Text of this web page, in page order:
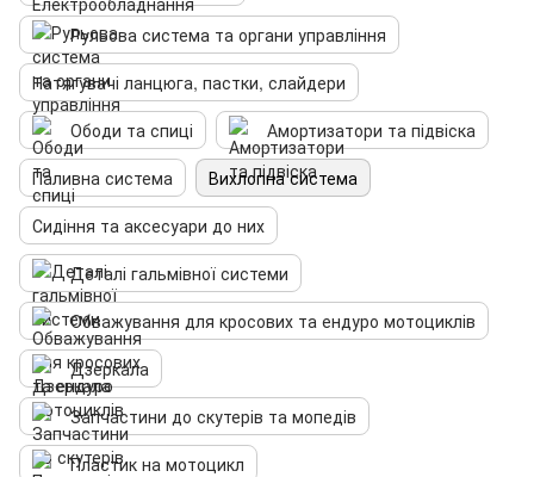
Рульова система та органи управління
Натягувачі ланцюга, пастки, слайдери
Ободи та спиці
Амортизатори та підвіска
Паливна система
Вихлопна система
Сидіння та аксесуари до них
Деталі гальмівної системи
Обважування для кросових та ендуро мотоциклів
Дзеркала
Запчастини до скутерів та мопедів
Пластик на мотоцикл